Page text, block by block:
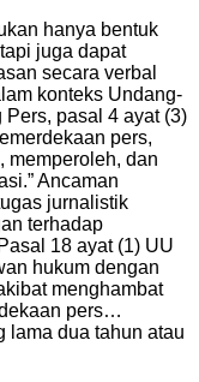
hanya bentuk
juga dapat
secara verbal
konteks Undang-
pasal 4 ayat (3)
pers,
memperoleh, dan
Ancaman
jurnalistik
terhadap
18 ayat (1) UU
hukum dengan
menghambat
pers…
lama dua tahun atau